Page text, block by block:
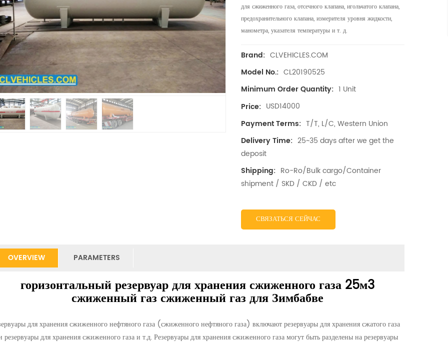
для сжиженного газа, отсечного клапана, игольчатого клапана,
предохранительного клапана, измерителя уровня жидкости,
манометра, указателя температуры и т. д.
Brand: CLVEHICLES.COM
Model No.: CL20190525
Minimum Order Quantity: 1 Unit
Price: USD14000
Payment Terms: T/T, L/C, Western Union
Delivery Time: 25~35 days after we get the
deposit
Shipping: Ro-Ro/Bulk cargo/Container
shipment / SKD / CKD / etc
СВЯЗАТЬСЯ СЕЙЧАС
OVERVIEW PARAMETERS
горизонтальный резервуар для хранения сжиженного газа 25м3
сжиженный газ сжиженный газ для Зимбабве
для хранения сжиженного нефтяного газа (сжиженного нефтяного газа) включают резервуары для хранения сжатого газа
резервуары для хранения сжиженного газа и т.д. Резервуары для хранения сжиженного газа могут быть разделены на резервуары